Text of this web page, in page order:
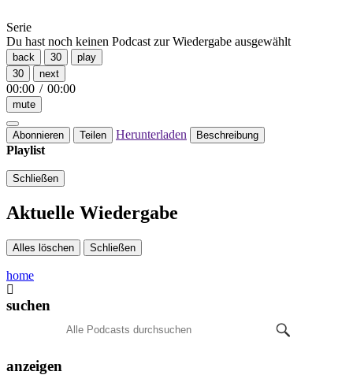
Serie
Du hast noch keinen Podcast zur Wiedergabe ausgewählt
back 30
play
30
next
00:00 / 00:00
mute
Abonnieren Teilen Herunterladen Beschreibung
Playlist
Schließen
Aktuelle Wiedergabe
Alles löschen Schließen
home
suchen
anzeigen